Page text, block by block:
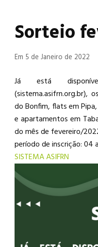
Sorteio
Em 5 de Janeiro de 2022
Já está
(sistema.asifrn.org.br),
do Bonfim, flats em
e apartamentos em
do mês de fevereiro/
período de inscrição: 04
SISTEMA ASIFRN